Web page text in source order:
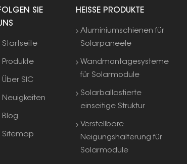
SIE
Startseite
Produkte
Über SIC
Neuigkeiten
Blog
Sitemap
HEISSE PRODUKTE
Aluminiumschienen für
Solarpaneele
Wandmontagesysteme
für Solarmodule
Solarballastierte
einseitige Struktur
Verstellbare
Neigungshalterung für
Solarmodule